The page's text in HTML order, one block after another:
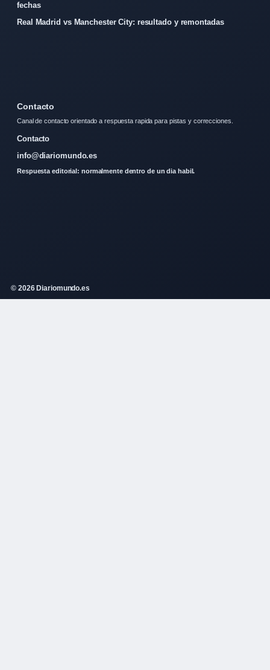
fechas
Real Madrid vs Manchester City: resultado y remontadas
Contacto
Canal de contacto orientado a respuesta rapida para pistas y correcciones.
Contacto
info@diariomundo.es
Respuesta editorial: normalmente dentro de un dia habil.
© 2026 Diariomundo.es